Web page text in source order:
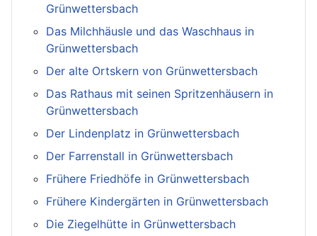
Grünwettersbach
Das Milchhäusle und das Waschhaus in
Grünwettersbach
Der alte Ortskern von Grünwettersbach
Das Rathaus mit seinen Spritzenhäusern in
Grünwettersbach
Der Lindenplatz in Grünwettersbach
Der Farrenstall in Grünwettersbach
Frühere Friedhöfe in Grünwettersbach
Frühere Kindergärten in Grünwettersbach
Die Ziegelhütte in Grünwettersbach